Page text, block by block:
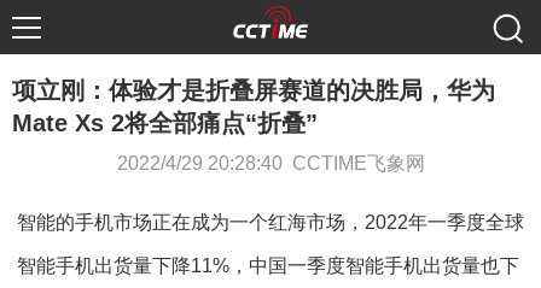
项立刚：体验才是折叠屏赛道的决胜局，华为
Mate Xs 2将全部痛点“折叠”
2022/4/29 20:28:40 CCTIME飞象网
智能的手机市场正在成为一个红海市场，2022年一季度全球
智能手机出货量下降11%，中国一季度智能手机出货量也下